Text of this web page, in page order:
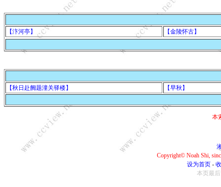
【汴河亭】 【金陵怀古】
【秋日赴阙题潼关驿楼】 【早秋】
本
Copyright© Noah Shi,
设为首页 -
本页最后